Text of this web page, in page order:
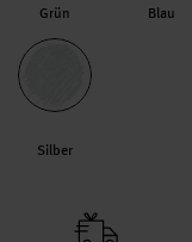
Grün Blau
Silber